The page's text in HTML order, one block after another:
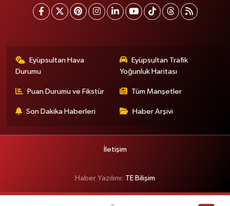
Eyüpsultan Hava
Durumu
Eyüpsultan Trafik
Yoğunluk Haritası
Puan Durumu ve Fikstür Tüm Manşetler
Son Dakika Haberleri Haber Arşivi
İletişim
Haber Yazılımı: TE Bilişim